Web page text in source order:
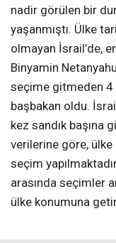
nadir görülen bir
yaşanmıştı. Ülke
olmayan İsrail’de,
Binyamin
seçime gitmeden 4
başbakan oldu.
kez sandık başına
verilerine göre,
seçim
arasında seçimler
ülke konumuna